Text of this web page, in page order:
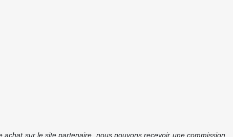
sur le site partenaire, nous pouvons recevoir une commission